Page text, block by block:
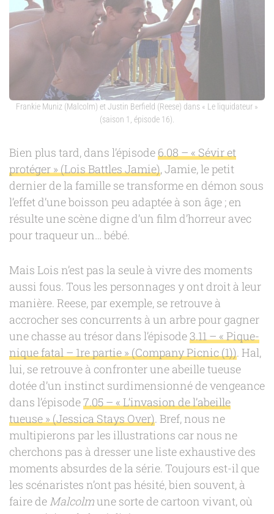
Frankie Muniz (Malcolm) et Justin Berfield (Reese) dans « Le liquidateur »
(saison 1, épisode 16).
Bien plus tard, dans l’épisode6.08 – « Sévir et
protéger » (Lois Battles Jamie), Jamie, le petit
dernier de la famille se transforme en démon sous
l’effet d’une boisson peu adaptée à son âge ; en
résulte une scène digne d’un film d’horreur avec
pour traqueur un… bébé.
Mais Lois n’est pas la seule à vivre des moments
aussi fous. Tous les personnages y ont droit à leur
manière. Reese, par exemple, se retrouve à
accrocher ses concurrents à un arbre pour gagner
une chasse au trésor dans l’épisode3.11 – « Pique-
nique fatal – 1re partie » (Company Picnic (1)). Hal,
lui, se retrouve à confronter une abeille tueuse
dotée d’un instinct surdimensionné de vengeance
dans l’épisode7.05 – « L’invasion de l’abeille
tueuse » (Jessica Stays Over). Bref, nous ne
multipierons par les illustrations car nous ne
cherchons pas à dresser une liste exhaustive des
moments absurdes de la série. Toujours est-il que
les scénaristes n’ont pas hésité, bien souvent, à
faire de Malcolmune sorte de cartoon vivant, où